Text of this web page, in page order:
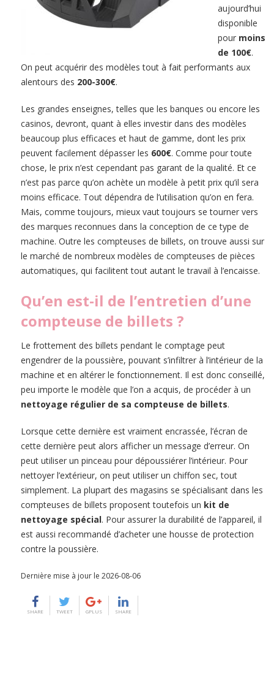
aujourd’hui
disponible
pour moins
de 100€.
On peut acquérir des modèles tout à fait performants aux
alentours des 200-300€.
Les grandes enseignes, telles que les banques ou encore les
casinos, devront, quant à elles investir dans des modèles
beaucoup plus efficaces et haut de gamme, dont les prix
peuvent facilement dépasser les 600€. Comme pour toute
chose, le prix n’est cependant pas garant de la qualité. Et ce
n’est pas parce qu’on achète un modèle à petit prix qu’il sera
moins efficace. Tout dépendra de l’utilisation qu’on en fera.
Mais, comme toujours, mieux vaut toujours se tourner vers
des marques reconnues dans la conception de ce type de
machine. Outre les compteuses de billets, on trouve aussi sur
le marché de nombreux modèles de compteuses de pièces
automatiques, qui facilitent tout autant le travail à l’encaisse.
Qu’en est-il de l’entretien d’une
compteuse de billets ?
Le frottement des billets pendant le comptage peut
engendrer de la poussière, pouvant s’infiltrer à l’intérieur de la
machine et en altérer le fonctionnement. Il est donc conseillé,
peu importe le modèle que l’on a acquis, de procéder à un
nettoyage régulier de sa compteuse de billets.
Lorsque cette dernière est vraiment encrassée, l’écran de
cette dernière peut alors afficher un message d’erreur. On
peut utiliser un pinceau pour dépoussiérer l’intérieur. Pour
nettoyer l’extérieur, on peut utiliser un chiffon sec, tout
simplement. La plupart des magasins se spécialisant dans les
compteuses de billets proposent toutefois un kit de
nettoyage spécial. Pour assurer la durabilité de l’appareil, il
est aussi recommandé d’acheter une housse de protection
contre la poussière.
Dernière mise à jour le 2026-08-06
SHARE TWEET GPLUS SHARE